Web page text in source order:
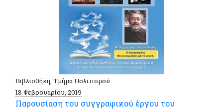
Βιβλιοθήκη, Τμήμα Πολιτισμού
18 Φεβρουαρίου, 2019
Παρουσίαση του συγγραφικού έργου του